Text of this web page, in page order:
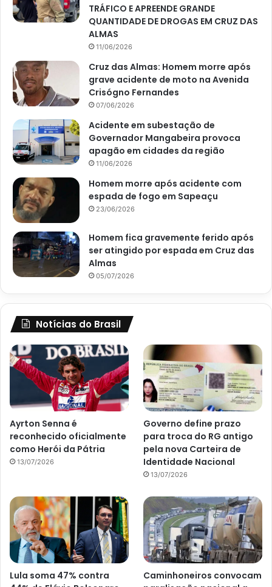
TRÁFICO E APREENDE GRANDE
QUANTIDADE DE DROGAS EM CRUZ DAS
ALMAS
11/06/2026
Cruz das Almas: Homem morre após
grave acidente de moto na Avenida
Crisógno Fernandes
07/06/2026
Acidente em subestação de
Governador Mangabeira provoca
apagão em cidades da região
11/06/2026
Homem morre após acidente com
espada de fogo em Sapeaçu
23/06/2026
Homem fica gravemente ferido após
ser atingido por espada em Cruz das
Almas
05/07/2026
Notícias do Brasil
Ayrton Senna é
reconhecido oficialmente
como Herói da Pátria
13/07/2026
Governo define prazo
para troca do RG antigo
pela nova Carteira de
Identidade Nacional
13/07/2026
Lula soma 47% contra
Caminhoneiros convocam